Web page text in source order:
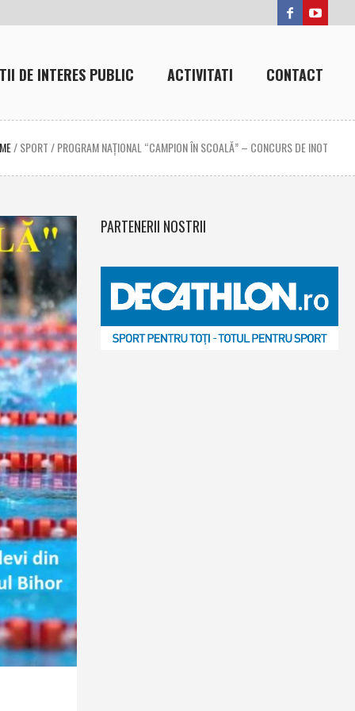
DE INTERES PUBLIC ACTIVITATI CONTACT
/SPORT /PROGRAM NAȚIONAL “CAMPION ÎN SCOALĂ” – CONCURS DE INOT
PARTENERII NOSTRII